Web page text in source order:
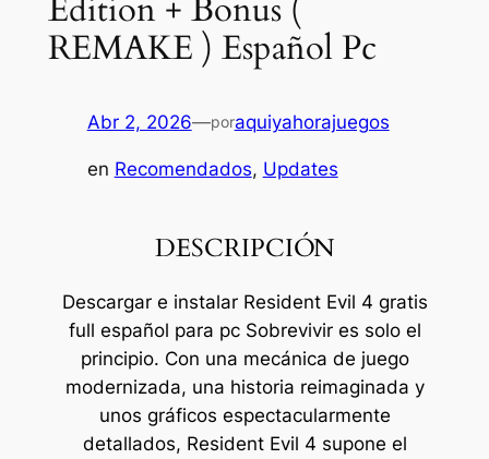
Edition + Bonus (
REMAKE ) Español Pc
Abr 2, 2026—poraquiyahorajuegos
en Recomendados, Updates
DESCRIPCIÓN
Descargar e instalar Resident Evil 4 gratis
full español para pc Sobrevivir es solo el
principio. Con una mecánica de juego
modernizada, una historia reimaginada y
unos gráficos espectacularmente
detallados, Resident Evil 4 supone el